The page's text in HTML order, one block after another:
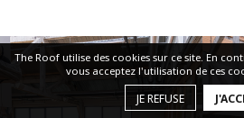
The Roof utilise des cookies sur ce site. En
vous acceptez l'utilisation de ces
JE REFUSE